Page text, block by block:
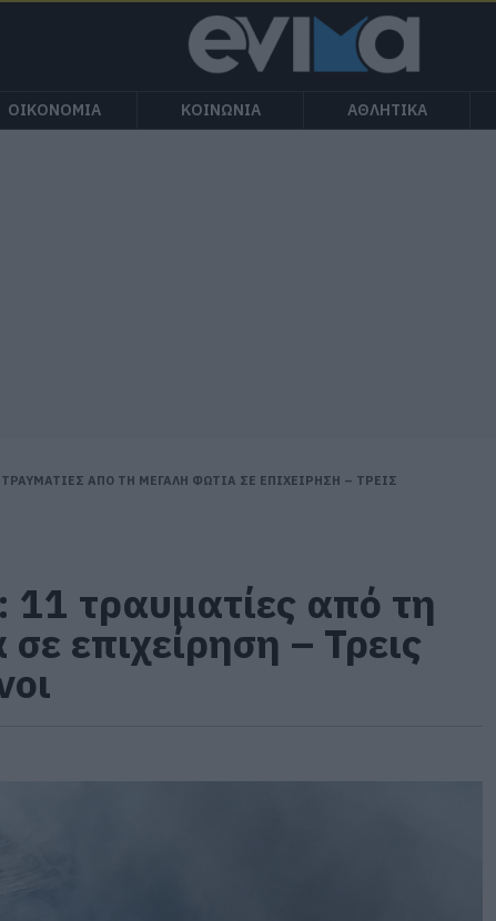
ΟΙΚΟΝΟΜΙΑ ΚΟΙΝΩΝΙΑ ΑΘΛΗΤΙΚΑ
ΑΠΟ ΤΗ ΜΕΓΑΛΗ ΦΩΤΙΑ ΣΕ ΕΠΙΧΕΙΡΗΣΗ – ΤΡΕΙΣ
τραυματίες από τη
επιχείρηση – Τρεις